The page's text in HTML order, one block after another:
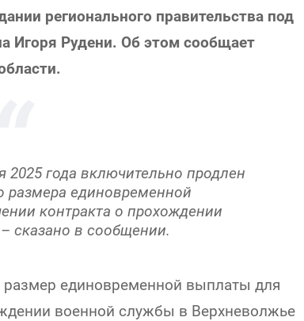
регионального правительства под
Игоря Рудени. Об этом сообщает
2025 года включительно продлен
размера единовременной
контракта о прохождении
сказано в сообщении.
единовременной выплаты для
военной службы в Верхневолжье